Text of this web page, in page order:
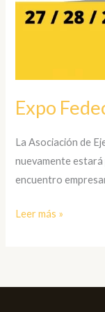
Expo
La Asociación de
nuevamente estará
encuentro
Leer más »